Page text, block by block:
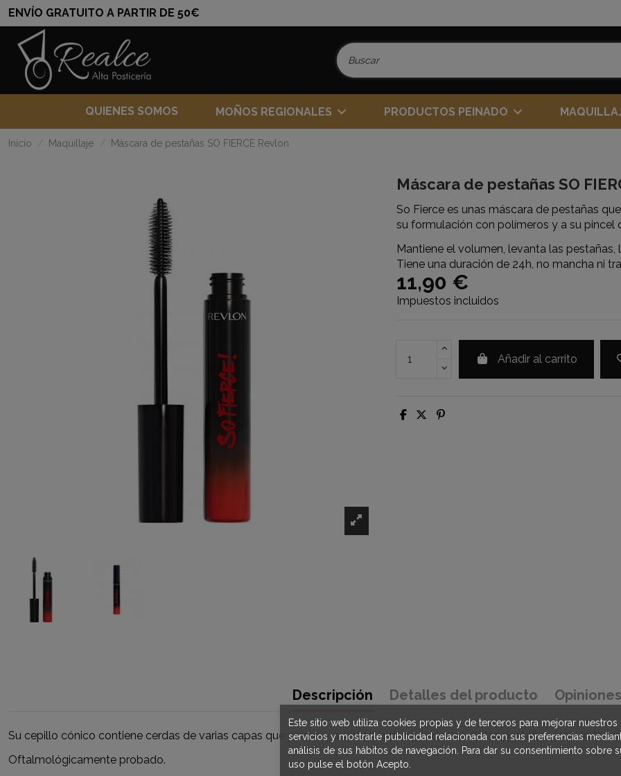
ENVÍO GRATUITO A PARTIR DE 50€
QUIENES SOMOS MOÑOS REGIONALES PRODUCTOS PEINADO
Inicio Maquillaje Máscara de pestañas SO FIERCE Revlon
Máscara de pestañas SO
So Fierce es unas máscara de pestañas
su formulación con polímeros y a su
Mantiene el volumen, levanta las pestañas,
Tiene una duración de 24h, no mancha ni
11,90 €
Impuestos incluidos
Añadir al carrito
Descripción Detalles del producto Opiniones
Su cepillo cónico contiene cerdas de varias capas que peinan y abarcan todas y cada una de las pestañas, incluso las
Oftalmológicamente probado.
Este sitio web utiliza cookies propias y de terceros para mejorar nuestros
servicios y mostrarle publicidad relacionada con sus preferencias
análisis de sus hábitos de navegación. Para dar su consentimiento sobre
uso pulse el botón Acepto.